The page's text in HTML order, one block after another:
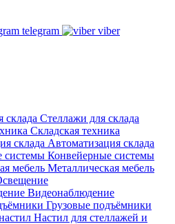
telegram viber
Cтеллажи для склада
Складская техника
Автоматизация склада
Конвейерные системы
Металлическая мебель
Видеонаблюдение
Грузовые подъёмники
Настил для стеллажей и